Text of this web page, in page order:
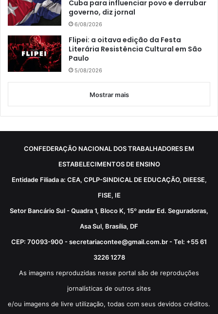
Cuba para influenciar povo e derrubar
governo, diz jornal
6/08/2026
Flipei: a oitava edição da Festa
Literária Resistência Cultural em São
Paulo
5/08/2026
Mostrar mais
CONFEDERAÇÃO NACIONAL DOS TRABALHADORES EM
ESTABELECIMENTOS DE ENSINO
Entidade Filiada a: CEA, CPLP-SINDICAL DE EDUCAÇÃO, DIEESE,
FISE, IE
Setor Bancário Sul - Quadra 1, Bloco K, 15º andar Ed. Seguradoras,
Asa Sul, Brasília, DF
CEP: 70093-900 - secretariacontee@gmail.com.br - Tel: +55 61
3226 1278
As imagens reproduzidas nesse portal são de reproduções
jornalísticas de outros sites
e/ou imagens de livre utilização, todas com seus devidos créditos.